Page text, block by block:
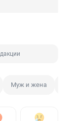
Муж и жена